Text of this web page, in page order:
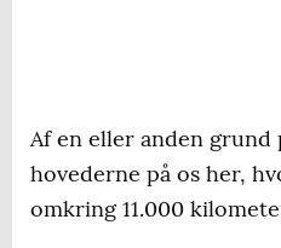
Af en eller anden grund
hovederne på os her,
omkring 11.000